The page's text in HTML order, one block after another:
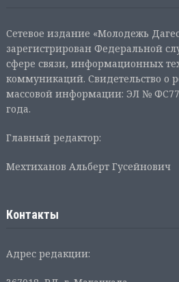
Сетевое издание «Молодежь
зарегистрирован Федеральной
сфере связи, информационных
коммуникаций. Свидетельство о
массовой информации: ЭЛ №
года.
Главный редактор:
Мехтиханов Альберт Гусейнович
Контакты
Адрес редакции: